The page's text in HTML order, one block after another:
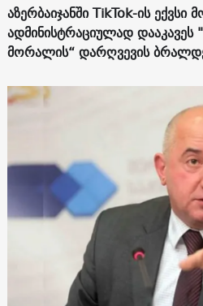
აზერბაიჯანში TikTok-ის ექვსი
ადმინისტრაციულად დააკავეს
მორალის“ დარღვევის